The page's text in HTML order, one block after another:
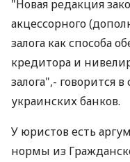
"Новая редакция
акцессорного
залога как способа
кредитора и
залога",- говорится
украинских банков.
У юристов есть
нормы из